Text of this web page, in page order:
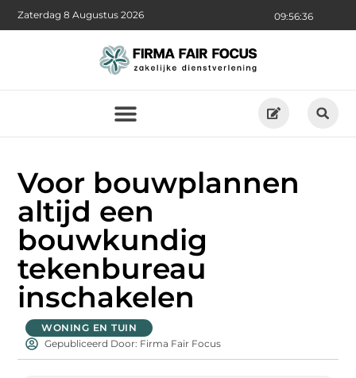
09:56:37
Zaterdag 8 Augustus 2026
Voor bouwplannen
altijd een
bouwkundig
tekenbureau
inschakelen
WONING EN TUIN
Gepubliceerd Door: Firma Fair Focus